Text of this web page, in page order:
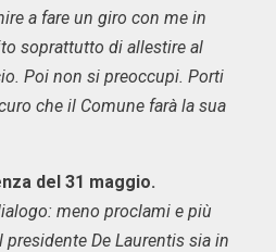
a fare un giro con me in
soprattutto di allestire al
Poi non si preoccupi. Porti
che il Comune farà la sua
del 31 maggio.
meno proclami e più
De Laurentis sia in